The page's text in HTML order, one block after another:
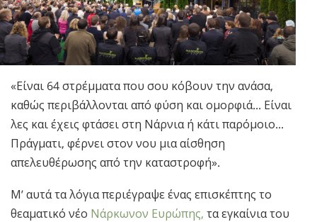
Русский (Ρωσικά)
Σουηδικά
繁體中文 (Κινεζικά)
Αραβικά
Νεπαλέζικα
Ουκρανικά
Κροατικά
Όλες οι Περιοχές/Γλώσσες
«Είναι 64 στρέμματα που σου κόβουν την ανάσα,
καθώς περιβάλλονται από φύση και ομορφιά... Είναι
λες και έχεις φτάσει στη Νάρνια ή κάτι παρόμοιο...
Πράγματι, φέρνει στον νου μια αίσθηση
απελευθέρωσης από την καταστροφή».
Μ’ αυτά τα λόγια περιέγραψε ένας επισκέπτης το
θεαματικό νέο Νάρκωνον Ευρώπης, τα εγκαίνια του